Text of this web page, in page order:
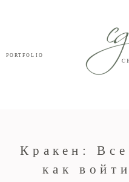
PORTFOLIO
Кракен:
как